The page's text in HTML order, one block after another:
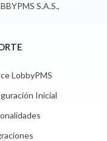
S.A.S.,
LobbyPMS
Inicial